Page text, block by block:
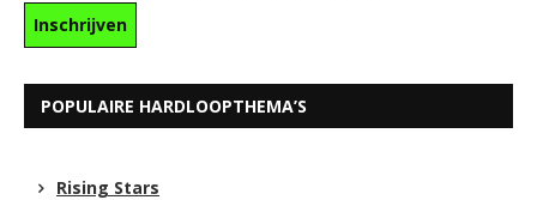
POPULAIRE HARDLOOPTHEMA’S
Rising Stars